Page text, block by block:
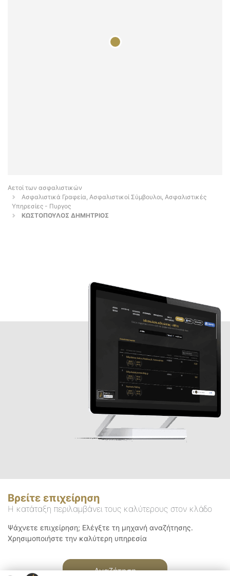
Αετοί των ασφαλιστικών
Ασφαλιστικά Γραφεία, Ασφαλιστικοί Σύμβουλοι, Ασφαλιστικές
Υπηρεσίες - Πυργος
ΚΩΣΤΟΠΟΥΛΟΣ ΔΗΜΗΤΡΙΟΣ
Βρείτε επιχείρηση
Η κατάταξη περιλαμβάνει τους καλύτερους στον κλάδο
Ψάχνετε επιχείρηση; Ελέγξτε τη μηχανή αναζήτησης.
Χρησιμοποιήστε την καλύτερη υπηρεσία
Αναζήτηση